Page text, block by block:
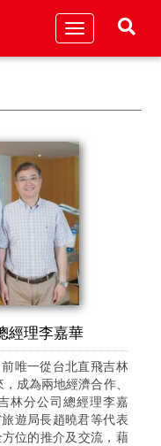
Toggle
經理李嘉華
唯一從台北直飛吉林
成為兩地經濟合作、
林分公司總經理李嘉
遊局長趙曉君等代表
位的推介及交流，藉